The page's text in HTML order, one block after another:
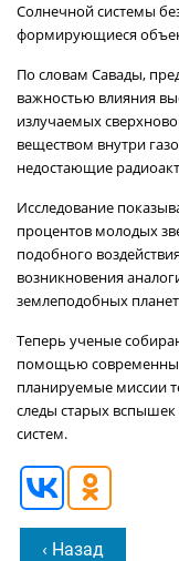
Солнечной системы
формирующиеся
По словам Савады,
важностью влияния
излучаемых
веществом внутри
недостающие
Исследование
процентов молодых
подобного
возникновения
землеподобных
Теперь ученые
помощью
планируемые миссии
следы старых вспышек
систем.
‹ Назад